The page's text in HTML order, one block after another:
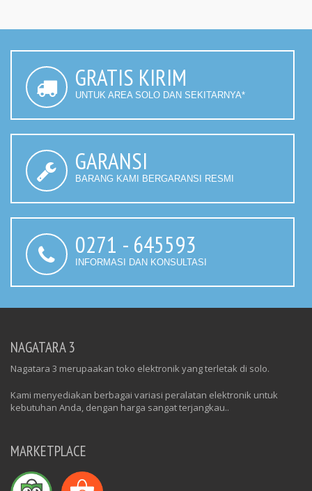
GRATIS KIRIM
UNTUK AREA SOLO DAN SEKITARNYA*
GARANSI
BARANG KAMI BERGARANSI RESMI
0271 - 645593
INFORMASI DAN KONSULTASI
NAGATARA 3
Nagatara 3 merupaakan toko elektronik yang terletak di solo.
Kami menyediakan berbagai variasi peralatan elektronik untuk
kebutuhan Anda, dengan harga sangat terjangkau..
MARKETPLACE